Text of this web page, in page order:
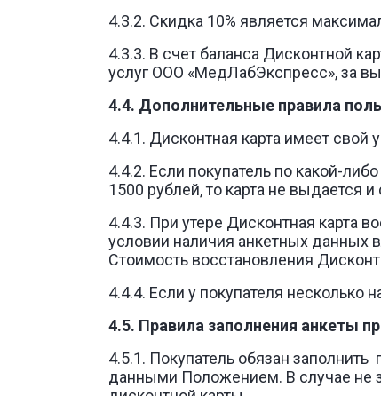
4.3.2. Скидка 10% является
4.3.3. В счет баланса Дисконтной
услуг ООО «МедЛабЭкспресс», за
4.4. Дополнительные правила
4.4.1. Дисконтная карта имеет
4.4.2. Если покупатель по какой-
1500 рублей, то карта не выдается
4.4.3. При утере Дисконтная карта
условии наличия анкетных данных
Стоимость восстановления
4.4.4. Если у покупателя несколько
4.5. Правила заполнения анкеты
4.5.1. Покупатель обязан
данными Положением. В случае не